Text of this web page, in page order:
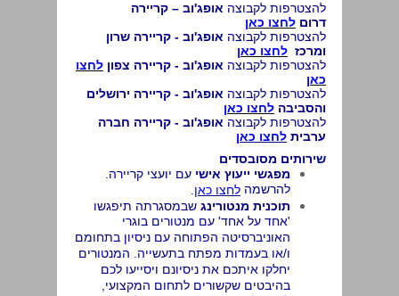
להצטרפות לקבוצה אופג'וב – קריירה
דרום לחצו כאן
להצטרפות לקבוצה אופג'וב - קריירה שרון
ומרכז לחצו כאן
להצטרפות לקבוצה אופג'וב - קריירה צפון לחצו
כאן
להצטרפות לקבוצה אופג'וב - קריירה ירושלים
והסביבה לחצו כאן
להצטרפות לקבוצה אופג'וב - קריירה חברה
ערבית לחצו כאן
שירותים מסובסדים
מפגשי ייעוץ אישי עם יועצי קריירה.
להרשמה לחצו כאן
תוכנית מנטורינג שבמסגרתה תיפגשו
'אחד על אחד' עם מנטורים בוגרי
האוניברסיטה הפתוחה עם ניסיון בתחומם
ו/או בעמדות מפתח בתעשייה. המנטורים
יחלקו איתכם את ניסיונם ויסייעו לכם
בהיבטים שקשורים לתחום המקצועי,